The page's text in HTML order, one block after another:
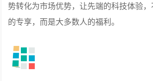
势转化为市场优势，让先端的科技体验
的专享，而是大多数人的福利。